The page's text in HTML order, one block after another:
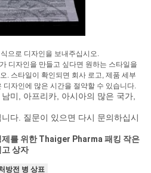
으로 디자인을 보내주십시오.
디자인을 만들고 싶다면 원하는 스타일을
. 스타일이 확인되면 회사 로고, 제품 세부
디자인에 많은 시간을 절약할 수 있습니다.
미, 아프리카, 아시아의 많은 국가,
다. 질문이 있으면 다시 문의하십시
를 위한 Thaiger Pharma 패킹 작은
상자
방전 병 상표